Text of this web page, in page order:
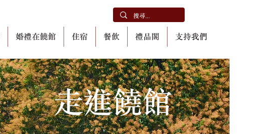
婚禮在饒館 住宿 餐飲 禮品閣 支持我們
走進饒館